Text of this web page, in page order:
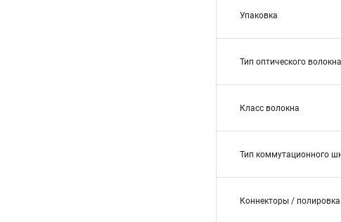
Упаковка
Тип оптического волокна
Класс волокна
Тип коммутационного
Коннекторы / полировка